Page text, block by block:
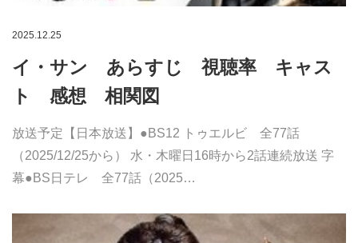
2025.12.25
イ・サン あらすじ 視聴率 キャス
ト 感想 相関図
放送予定【日本放送】●BS12 トゥエルビ 全77話
（2025/12/25から） 水・木曜日16時から2話連続放送 字
幕●BS日テレ 全77話（2025…